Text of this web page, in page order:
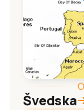
Švedska